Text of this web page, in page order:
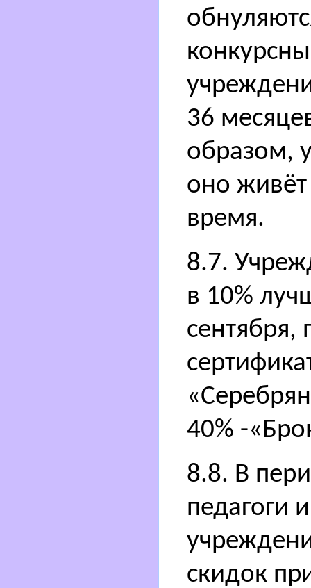
36
образом,
оно живёт
время.
8.7.
в 10%
сентября,
40% -
8.8. В
педагоги
скидок